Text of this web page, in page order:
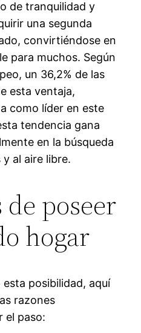
de tranquilidad y
una segunda
convirtiéndose en
para muchos. Según
un 36,2% de las
esta ventaja,
como líder en este
tendencia gana
en la búsqueda
al aire libre.
poseer
hogar
posibilidad, aquí
razones
el paso: